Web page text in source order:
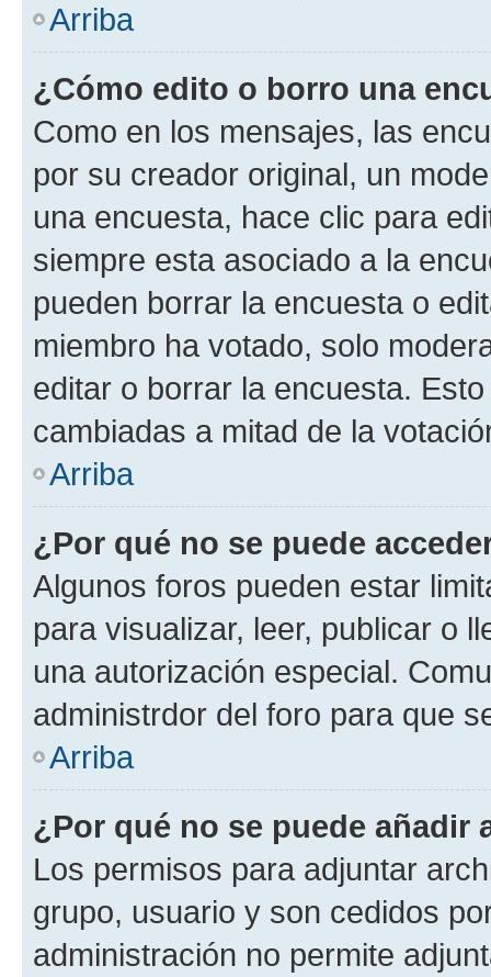
Arriba
¿Cómo edito o borro una
Como en los mensajes, las
por su creador original, un
una encuesta, hace clic para
siempre esta asociado a la
pueden borrar la encuesta o
miembro ha votado, solo
editar o borrar la encuesta.
cambiadas a mitad de la
Arriba
¿Por qué no se puede
Algunos foros pueden estar
para visualizar, leer, publicar o
una autorización especial.
administrdor del foro para que
Arriba
¿Por qué no se puede añadir
Los permisos para adjuntar
grupo, usuario y son cedidos
administración no permite